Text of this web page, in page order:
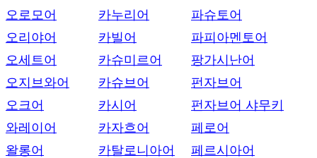
오로모어
오리야어
오세트어
오지브와어
오크어
와레이어
왈롱어
카누리어
카빌어
카슈미르어
카슈브어
카시어
카자흐어
카탈로니아어
파슈토어
파피아멘토어
팡가시난어
펀자브어
펀자브어 샤무키
페로어
페르시아어